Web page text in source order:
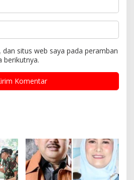
situs web saya pada peramban
berikutnya.